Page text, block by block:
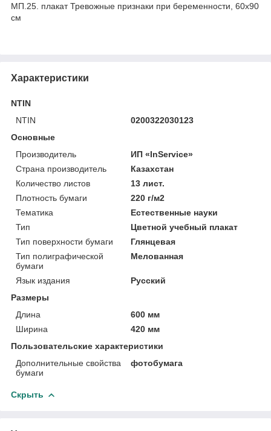
МП.25. плакат Тревожные признаки при беременности, 60х90
см
Характеристики
NTIN
NTIN
0200322030123
Основные
Производитель
ИП «InService»
Страна производитель
Казахстан
Количество листов
13 лист.
Плотность бумаги
220 г/м2
Тематика
Естественные науки
Тип
Цветной учебный плакат
Тип поверхности бумаги
Глянцевая
Тип полиграфической
бумаги
Мелованная
Язык издания
Русский
Размеры
Длина
600 мм
Ширина
420 мм
Пользовательские характеристики
Дополнительные свойства
бумаги
фотобумага
Скрыть